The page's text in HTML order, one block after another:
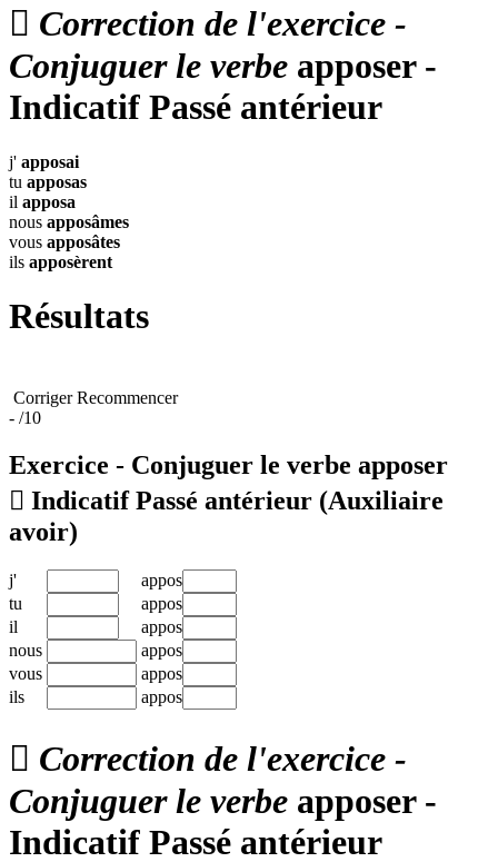
 Correction de l'exercice -
Conjuguer le verbe apposer -
Indicatif Passé antérieur
j' apposai
tu apposas
il apposa
nous apposâmes
vous apposâtes
ils apposèrent
Résultats
CorrigerRecommencer
- /10
Exercice - Conjuguer le verbe apposer
 Indicatif Passé antérieur (Auxiliaire
avoir)
j'
appos
tu
appos
il
appos
nous
appos
vous
appos
ils
appos
 Correction de l'exercice -
Conjuguer le verbe apposer -
Indicatif Passé antérieur